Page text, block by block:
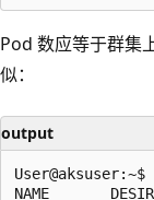
Pod 数应等于群集
似：
output
NAME